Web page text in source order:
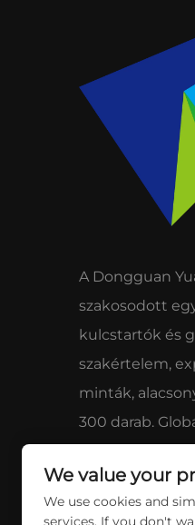
A Dongguan
szakosodott
kulcstartók és
szakértelem,
minták,
300 darab.
We value your
We use cookies and
services. If you don't